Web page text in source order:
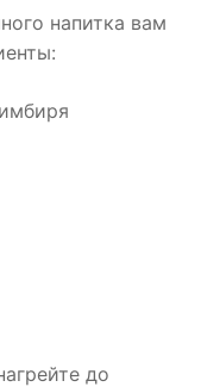
напитка вам
до